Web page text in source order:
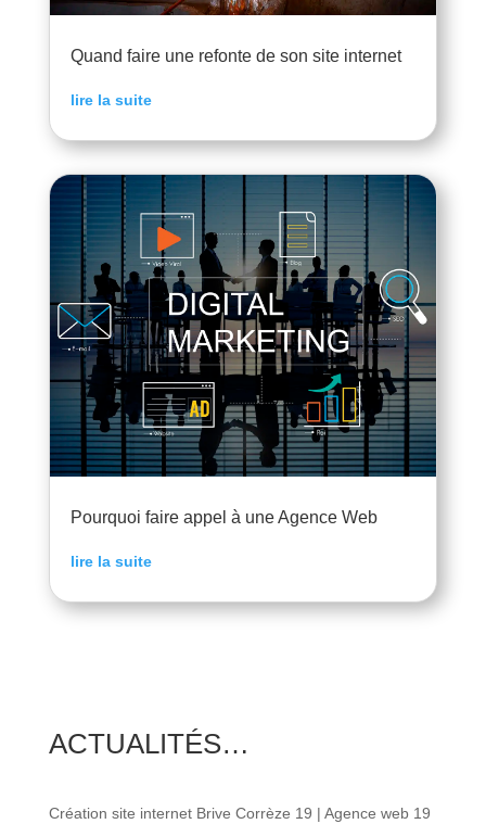
Quand faire une refonte de son site internet
lire la suite
Pourquoi faire appel à une Agence Web
lire la suite
ACTUALITÉS…
Création site internet Brive Corrèze 19 | Agence web 19